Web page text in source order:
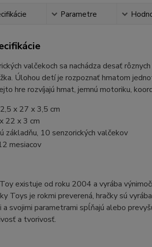
Parametre
valčekoch sa nachádza desať
Úlohou detí je rozpoznať hmatom
hre rozvíjajú hmat, jemnú motoriku,
x 27 x 3,5 cm
22 x 3 cm
základňu, 10 senzorických valčekov
mesiacov
existuje od roku 2004 a vyrába
Toys je rokmi preverená, hračky sú
svojimi parametrami spĺňajú alebo
a tvorivosť.